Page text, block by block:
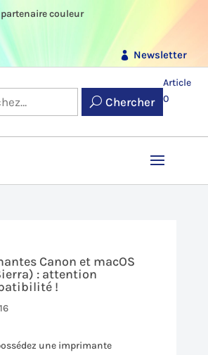
partenaire couleur
Newsletter
Chercher
Article
0
Canon et macOS
: attention
!
une imprimante